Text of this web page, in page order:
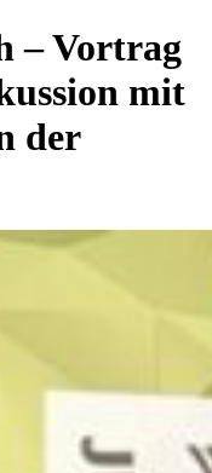
– Vortrag
mit
der